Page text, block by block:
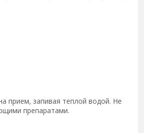
прием, запивая теплой водой. Не
препаратами.